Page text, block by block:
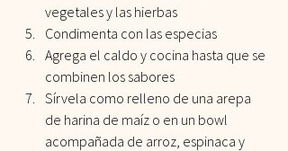
vegetales y las hierbas
Condimenta con las especias
Agrega el caldo y cocina hasta que se
combinen los sabores
Sírvela como relleno de una arepa
de harina de maíz o en un bowl
acompañada de arroz, espinaca y